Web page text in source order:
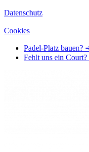
Datenschutz
Cookies
Padel-Platz bauen?
Fehlt uns ein